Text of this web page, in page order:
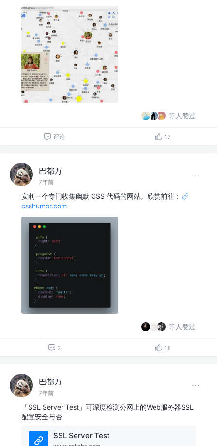
等人赞过
评论 17
巴都万
7年前
安利一个专门收集幽默 CSS 代码的网站。欣赏前往：
csshumor.com
等人赞过
2 18
巴都万
7年前
「SSL Server Test」可深度检测公网上的Web服务器SSL
配置安全与否
SSL Server Test